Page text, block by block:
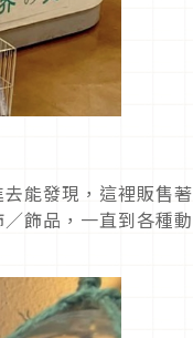
能發現，這裡販售著
飾品，一直到各種動